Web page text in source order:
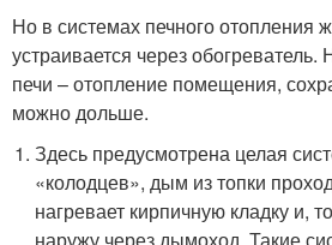
Но в системах печного
устраивается через обогреватель.
печи – отопление помещения,
можно дольше.
Здесь предусмотрена целая
«колодцев», дым из топки
нагревает кирпичную кладку и,